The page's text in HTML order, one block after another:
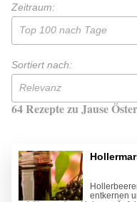
Zeitraum:
Top 100 nach Tage
Sortiert nach:
Relevanz
64 Rezepte zu Jause
entkernen